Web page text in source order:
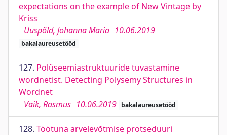
expectations on the example of New Vintage by
Kriss
Uuspõld, Johanna Maria 10.06.2019
bakalaureusetööd
127. Polüseemiastruktuuride tuvastamine
wordnetist. Detecting Polysemy Structures in
Wordnet
Vaik, Rasmus 10.06.2019 bakalaureusetööd
128. Töötuna arvelevõtmise protseduuri